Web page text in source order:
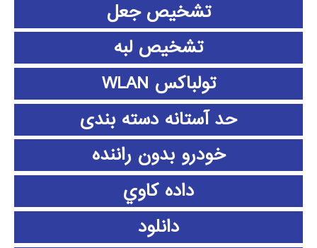
تشخیص جعل
تشخیص لبه
تولباکس WLAN
حد آستانه دسته بندی
خودرو بدون راننده
داده كاوي
دانلود